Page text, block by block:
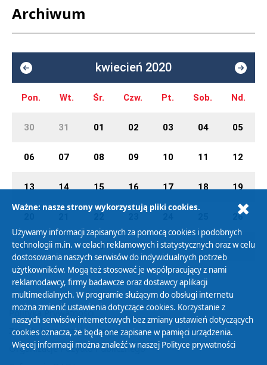
Archiwum
kwiecień 2020
Pon. Wt. Śr. Czw. Pt. Sob. Nd.
30 31 01 02 03 04 05
06 07 08 09 10 11 12
13 14 15 16 17 18 19
26
27 28 29 30 01 02 03
Polityka Prywatności
Zasady korzystania z Serwisu
Organizacje Pożytku Publicznego
Ważne: nasze strony wykorzystują pliki cookies.
Używamy informacji zapisanych za pomocą cookies i podobnych
technologii m.in. w celach reklamowych i statystycznych oraz w celu
dostosowania naszych serwisów do indywidualnych potrzeb
użytkowników. Mogą też stosować je współpracujący z nami
reklamodawcy, firmy badawcze oraz dostawcy aplikacji
multimedialnych. W programie służącym do obsługi internetu
można zmienić ustawienia dotyczące cookies. Korzystanie z
naszych serwisów internetowych bez zmiany ustawień dotyczących
cookies oznacza, że będą one zapisane w pamięci urządzenia.
Więcej informacji można znaleźć w naszej Polityce prywatności